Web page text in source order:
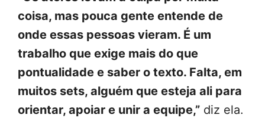
coisa, mas pouca gente entende de
onde essas pessoas vieram. É um
trabalho que exige mais do que
pontualidade e saber o texto. Falta, em
muitos sets, alguém que esteja ali para
orientar, apoiar e unir a equipe,” diz ela.